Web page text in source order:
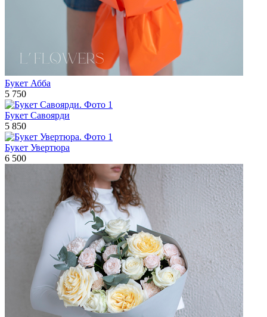
Букет Абба
5 750
Букет Савоярди
5 850
Букет Увертюра
6 500